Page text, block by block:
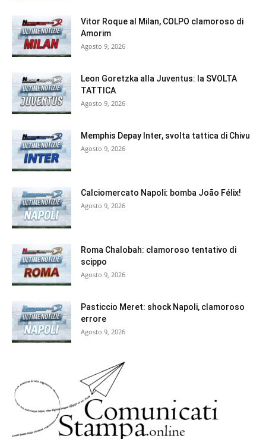
Vitor Roque al Milan, COLPO clamoroso di
Amorim
Agosto 9, 2026
Leon Goretzka alla Juventus: la SVOLTA
TATTICA
Agosto 9, 2026
Memphis Depay Inter, svolta tattica di Chivu
Agosto 9, 2026
Calciomercato Napoli: bomba João Félix!
Agosto 9, 2026
Roma Chalobah: clamoroso tentativo di
scippo
Agosto 9, 2026
Pasticcio Meret: shock Napoli, clamoroso
errore
Agosto 9, 2026